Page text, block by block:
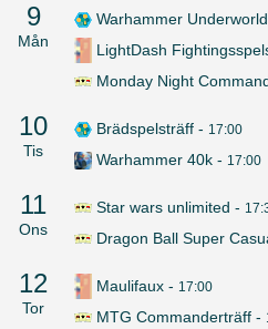
9
Mån
Warhammer
LightDash
Monday Night
10
Tis
Brädspelsträff - 17:00
Warhammer 40k - 17:00
11
Ons
Star wars unlimited -
Dragon Ball Super
12
Tor
Maulifaux - 17:00
MTG Commanderträff -